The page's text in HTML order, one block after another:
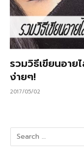
รวมวิธีเขียนอาย
ง่ายๆ!
2017/05/02